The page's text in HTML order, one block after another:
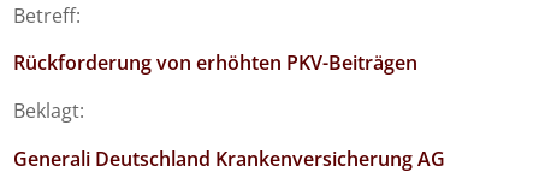
Betreff:
Rückforderung von erhöhten PKV-Beiträgen
Beklagt:
Generali Deutschland Krankenversicherung AG